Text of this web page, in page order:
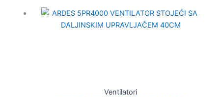
Ventilatori